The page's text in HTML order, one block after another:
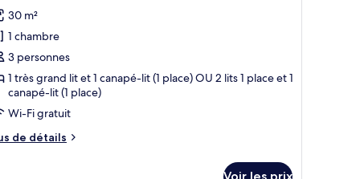
:
30 m²
1 chambre
3 personnes
1 très grand lit et 1 canapé-lit (1 place) OU 2 lits 1 place et 1
canapé-lit (1 place)
Wi-Fi gratuit
de détails